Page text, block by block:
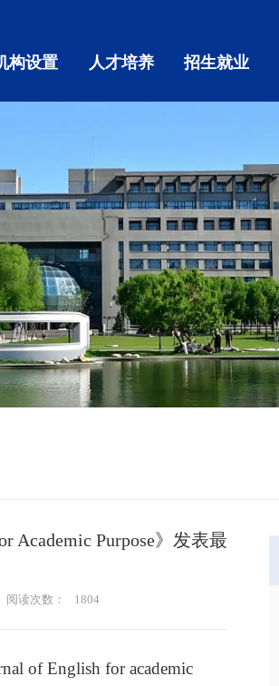
构设置 人才培养 招生就业
Academic Purpose》发表最
阅读次数： 1804
of English for academic